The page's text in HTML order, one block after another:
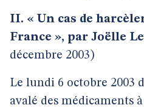
II. « Un cas de
France », par Joëlle
décembre 2003)
Le lundi 6 octobre 2003
avalé des médicaments